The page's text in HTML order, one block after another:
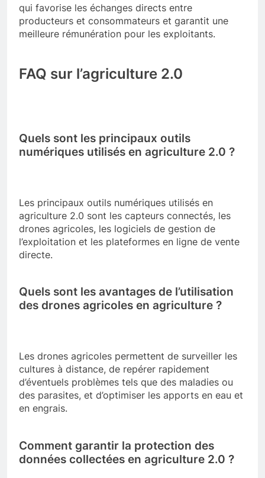
qui favorise les échanges directs entre
producteurs et consommateurs et garantit une
meilleure rémunération pour les exploitants.
FAQ sur l’agriculture 2.0
Quels sont les principaux outils
numériques utilisés en agriculture 2.0 ?
Les principaux outils numériques utilisés en
agriculture 2.0 sont les capteurs connectés, les
drones agricoles, les logiciels de gestion de
l’exploitation et les plateformes en ligne de vente
directe.
Quels sont les avantages de l’utilisation
des drones agricoles en agriculture ?
Les drones agricoles permettent de surveiller les
cultures à distance, de repérer rapidement
d’éventuels problèmes tels que des maladies ou
des parasites, et d’optimiser les apports en eau et
en engrais.
Comment garantir la protection des
données collectées en agriculture 2.0 ?